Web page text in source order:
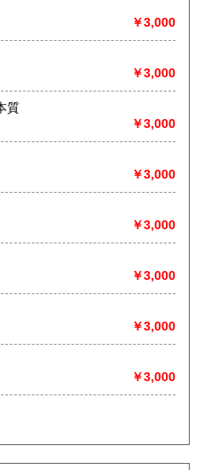
学、自然科学、美術工芸、国
文献、趣味、外国書、サブ
￥3,000
￥3,000
質
￥3,000
￥3,000
￥3,000
￥3,000
￥3,000
￥3,000